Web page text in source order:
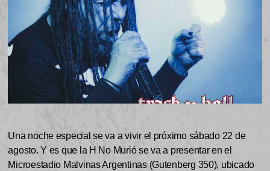
Una noche especial se va a vivir el próximo sábado 22 de
agosto. Y es que la H No Murió se va a presentar en el
Microestadio Malvinas Argentinas (Gutenberg 350), ubicado